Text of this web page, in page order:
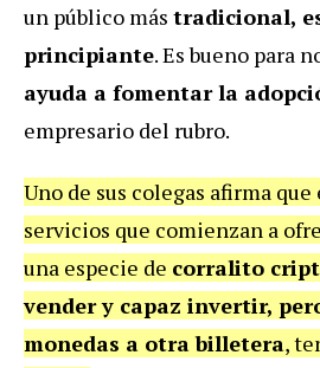
un público más tradicional,
principiante. Es bueno para
ayuda a fomentar la
empresario del rubro.
Uno de sus colegas afirma
servicios que comienzan a
una especie de corralito
vender y capaz invertir,
monedas a otra billetera,